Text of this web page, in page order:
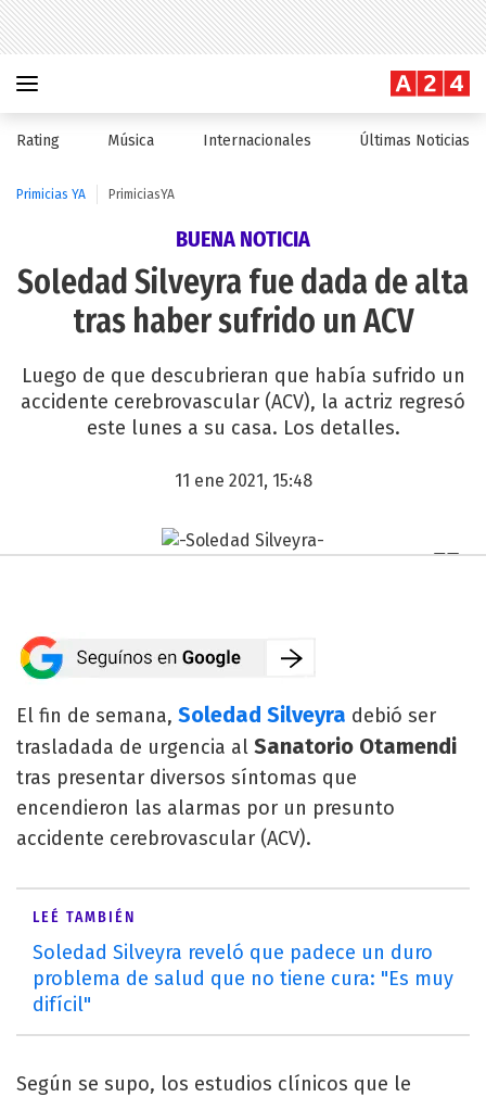
Rating Música Internacionales Últimas Noticias
Primicias YA PrimiciasYA
BUENA NOTICIA
Soledad Silveyra fue dada de alta
tras haber sufrido un ACV
Luego de que descubrieran que había sufrido un
accidente cerebrovascular (ACV), la actriz regresó
este lunes a su casa. Los detalles.
11 ene 2021, 15:48
El fin de semana, Soledad Silveyra debió ser
trasladada de urgencia al Sanatorio Otamendi
tras presentar diversos síntomas que
encendieron las alarmas por un presunto
accidente cerebrovascular (ACV).
LEÉ TAMBIÉN
Soledad Silveyra reveló que padece un duro
problema de salud que no tiene cura: "Es muy
difícil"
Según se supo, los estudios clínicos que le